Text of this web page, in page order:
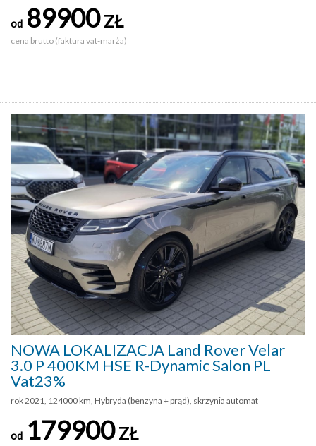
od 89900ZŁ
cena brutto (faktura vat-marża)
NOWA LOKALIZACJA Land Rover Velar
3.0 P 400KM HSE R-Dynamic Salon PL
Vat23%
rok 2021, 124000 km, Hybryda (benzyna + prąd), skrzynia automat
od 179900ZŁ